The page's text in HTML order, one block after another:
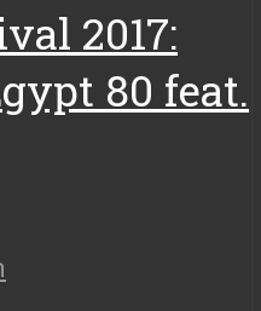
2017:
80 feat.